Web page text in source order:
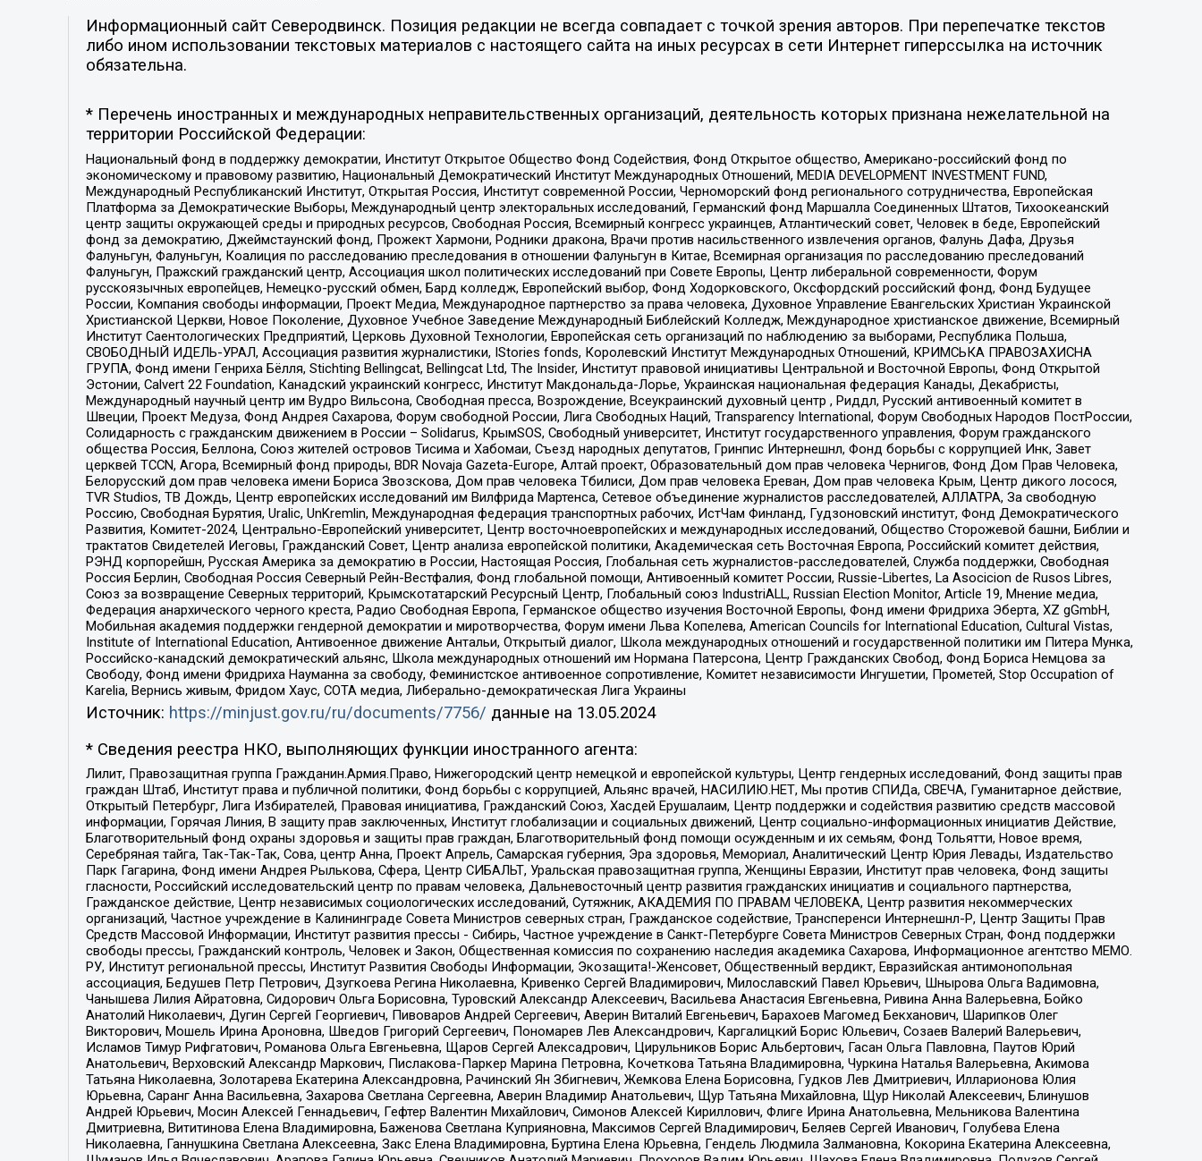
Информационный сайт Северодвинск. Позиция редакции не всегда совпадает с точкой зрения авторов. При перепечатке текстов
либо ином использовании текстовых материалов с настоящего сайта на иных ресурсах в сети Интернет гиперссылка на источник
обязательна.
* Перечень иностранных и международных неправительственных организаций, деятельность которых признана нежелательной на
территории Российской Федерации:
Национальный фонд в поддержку демократии, Институт Открытое Общество Фонд Содействия, Фонд Открытое общество, Американо-российский фонд по
экономическому и правовому развитию, Национальный Демократический Институт Международных Отношений, MEDIA DEVELOPMENT INVESTMENT FUND,
Международный Республиканский Институт, Открытая Россия, Институт современной России, Черноморский фонд регионального сотрудничества, Европейская
Платформа за Демократические Выборы, Международный центр электоральных исследований, Германский фонд Маршалла Соединенных Штатов, Тихоокеанский
центр защиты окружающей среды и природных ресурсов, Свободная Россия, Всемирный конгресс украинцев, Атлантический совет, Человек в беде, Европейский
фонд за демократию, Джеймстаунский фонд, Прожект Хармони, Родники дракона, Врачи против насильственного извлечения органов, Фалунь Дафа, Друзья
Фалуньгун, Фалуньгун, Коалиция по расследованию преследования в отношении Фалуньгун в Китае, Всемирная организация по расследованию преследований
Фалуньгун, Пражский гражданский центр, Ассоциация школ политических исследований при Совете Европы, Центр либеральной современности, Форум
русскоязычных европейцев, Немецко-русский обмен, Бард колледж, Европейский выбор, Фонд Ходорковского, Оксфордский российский фонд, Фонд Будущее
России, Компания свободы информации, Проект Медиа, Международное партнерство за права человека, Духовное Управление Евангельских Христиан Украинской
Христианской Церкви, Новое Поколение, Духовное Учебное Заведение Международный Библейский Колледж, Международное христианское движение, Всемирный
Институт Саентологических Предприятий, Церковь Духовной Технологии, Европейская сеть организаций по наблюдению за выборами, Республика Польша,
СВОБОДНЫЙ ИДЕЛЬ-УРАЛ, Ассоциация развития журналистики, IStories fonds, Королевский Институт Международных Отношений, КРИМСЬКА ПРАВОЗАХИСНА
ГРУПА, Фонд имени Генриха Бёлля, Stichting Bellingcat, Bellingcat Ltd, The Insider, Институт правовой инициативы Центральной и Восточной Европы, Фонд Открытой
Эстонии, Calvert 22 Foundation, Канадский украинский конгресс, Институт Макдональда-Лорье, Украинская национальная федерация Канады, Декабристы,
Международный научный центр им Вудро Вильсона, Свободная пресса, Возрождение, Всеукраинский духовный центр , Риддл, Русский антивоенный комитет в
Швеции, Проект Медуза, Фонд Андрея Сахарова, Форум свободной России, Лига Свободных Наций, Transparеncy International, Форум Свободных Народов ПостРоссии,
Солидарность с гражданским движением в России – Solidarus, КрымSOS, Свободный университет, Институт государственного управления, Форум гражданского
общества Россия, Беллона, Союз жителей островов Тисима и Хабомаи, Съезд народных депутатов, Гринпис Интернешнл, Фонд борьбы с коррупцией Инк, Завет
церквей TCCN, Агора, Всемирный фонд природы, BDR Novaja Gazeta-Europe, Алтай проект, Образовательный дом прав человека Чернигов, Фонд Дом Прав Человека,
Белорусский дом прав человека имени Бориса Звозскова, Дом прав человека Тбилиси, Дом прав человека Ереван, Дом прав человека Крым, Центр дикого лосося,
TVR Studios, ТВ Дождь, Центр европейских исследований им Вилфрида Мартенса, Сетевое объединение журналистов расследователей, АЛЛАТРА, За свободную
Россию, Свободная Бурятия, Uralic, UnKremlin, Международная федерация транспортных рабочих, ИстЧам Финланд, Гудзоновский институт, Фонд Демократического
Развития, Комитет-2024, Центрально-Европейский университет, Центр восточноевропейских и международных исследований, Общество Сторожевой башни, Библии и
трактатов Свидетелей Иеговы, Гражданский Совет, Центр анализа европейской политики, Академическая сеть Восточная Европа, Российский комитет действия,
РЭНД корпорейшн, Русская Америка за демократию в России, Настоящая Россия, Глобальная сеть журналистов-расследователей, Служба поддержки, Свободная
Россия Берлин, Свободная Россия Северный Рейн-Вестфалия, Фонд глобальной помощи, Антивоенный комитет России, Russie-Libertes, La Asocicion de Rusos Libres,
Союз за возвращение Северных территорий, Крымскотатарский Ресурсный Центр, Глобальный союз IndustriALL, Russian Election Monitor, Article 19, Мнение медиа,
Федерация анархического черного креста, Радио Свободная Европа, Германское общество изучения Восточной Европы, Фонд имени Фридриха Эберта, XZ gGmbH,
Мобильная академия поддержки гендерной демократии и миротворчества, Форум имени Льва Копелева, American Councils for International Education, Cultural Vistas,
Institute of International Education, Антивоенное движение Антальи, Открытый диалог, Школа международных отношений и государственной политики им Питера Мунка,
Российско-канадский демократический альянс, Школа международных отношений им Нормана Патерсона, Центр Гражданских Свобод, Фонд Бориса Немцова за
Свободу, Фонд имени Фридриха Науманна за свободу, Феминистское антивоенное сопротивление, Комитет независимости Ингушетии, Прометей, Stop Occupation of
Karelia, Вернись живым, Фридом Хаус, СОТА медиа, Либерально-демократическая Лига Украины
Источник: https://minjust.gov.ru/ru/documents/7756/ данные на 13.05.2024
* Сведения реестра НКО, выполняющих функции иностранного агента:
Лилит, Правозащитная группа Гражданин.Армия.Право, Нижегородский центр немецкой и европейской культуры, Центр гендерных исследований, Фонд защиты прав
граждан Штаб, Институт права и публичной политики, Фонд борьбы с коррупцией, Альянс врачей, НАСИЛИЮ.НЕТ, Мы против СПИДа, СВЕЧА, Гуманитарное действие,
Открытый Петербург, Лига Избирателей, Правовая инициатива, Гражданский Союз, Хасдей Ерушалаим, Центр поддержки и содействия развитию средств массовой
информации, Горячая Линия, В защиту прав заключенных, Институт глобализации и социальных движений, Центр социально-информационных инициатив Действие,
Благотворительный фонд охраны здоровья и защиты прав граждан, Благотворительный фонд помощи осужденным и их семьям, Фонд Тольятти, Новое время,
Серебряная тайга, Так-Так-Так, Сова, центр Анна, Проект Апрель, Самарская губерния, Эра здоровья, Мемориал, Аналитический Центр Юрия Левады, Издательство
Парк Гагарина, Фонд имени Андрея Рылькова, Сфера, Центр СИБАЛЬТ, Уральская правозащитная группа, Женщины Евразии, Институт прав человека, Фонд защиты
гласности, Российский исследовательский центр по правам человека, Дальневосточный центр развития гражданских инициатив и социального партнерства,
Гражданское действие, Центр независимых социологических исследований, Сутяжник, АКАДЕМИЯ ПО ПРАВАМ ЧЕЛОВЕКА, Центр развития некоммерческих
организаций, Частное учреждение в Калининграде Совета Министров северных стран, Гражданское содействие, Трансперенси Интернешнл-Р, Центр Защиты Прав
Средств Массовой Информации, Институт развития прессы - Сибирь, Частное учреждение в Санкт-Петербурге Совета Министров Северных Стран, Фонд поддержки
свободы прессы, Гражданский контроль, Человек и Закон, Общественная комиссия по сохранению наследия академика Сахарова, Информационное агентство МЕМО.
РУ, Институт региональной прессы, Институт Развития Свободы Информации, Экозащита!-Женсовет, Общественный вердикт, Евразийская антимонопольная
ассоциация, Бедушев Петр Петрович, Дзугкоева Регина Николаевна, Кривенко Сергей Владимирович, Милославский Павел Юрьевич, Шнырова Ольга Вадимовна,
Чанышева Лилия Айратовна, Сидорович Ольга Борисовна, Туровский Александр Алексеевич, Васильева Анастасия Евгеньевна, Ривина Анна Валерьевна, Бойко
Анатолий Николаевич, Дугин Сергей Георгиевич, Пивоваров Андрей Сергеевич, Аверин Виталий Евгеньевич, Барахоев Магомед Бекханович, Шарипков Олег
Викторович, Мошель Ирина Ароновна, Шведов Григорий Сергеевич, Пономарев Лев Александрович, Каргалицкий Борис Юльевич, Созаев Валерий Валерьевич,
Исламов Тимур Рифгатович, Романова Ольга Евгеньевна, Щаров Сергей Алексадрович, Цирульников Борис Альбертович, Гасан Ольга Павловна, Паутов Юрий
Анатольевич, Верховский Александр Маркович, Пислакова-Паркер Марина Петровна, Кочеткова Татьяна Владимировна, Чуркина Наталья Валерьевна, Акимова
Татьяна Николаевна, Золотарева Екатерина Александровна, Рачинский Ян Збигневич, Жемкова Елена Борисовна, Гудков Лев Дмитриевич, Илларионова Юлия
Юрьевна, Саранг Анна Васильевна, Захарова Светлана Сергеевна, Аверин Владимир Анатольевич, Щур Татьяна Михайловна, Щур Николай Алексеевич, Блинушов
Андрей Юрьевич, Мосин Алексей Геннадьевич, Гефтер Валентин Михайлович, Симонов Алексей Кириллович, Флиге Ирина Анатольевна, Мельникова Валентина
Дмитриевна, Вититинова Елена Владимировна, Баженова Светлана Куприяновна, Максимов Сергей Владимирович, Беляев Сергей Иванович, Голубева Елена
Николаевна, Ганнушкина Светлана Алексеевна, Закс Елена Владимировна, Буртина Елена Юрьевна, Гендель Людмила Залмановна, Кокорина Екатерина Алексеевна,